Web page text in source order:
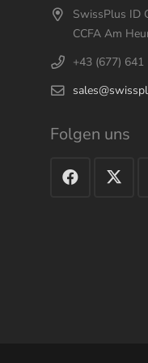
SwissPlus ID
CCFA Am
+43 (677) 641
Folgen uns